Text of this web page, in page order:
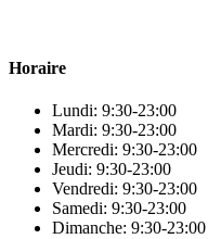
Horaire
Lundi: 9:30-23:00
Mardi: 9:30-23:00
Mercredi: 9:30-23:00
Jeudi: 9:30-23:00
Vendredi: 9:30-23:00
Samedi: 9:30-23:00
Dimanche: 9:30-23:00